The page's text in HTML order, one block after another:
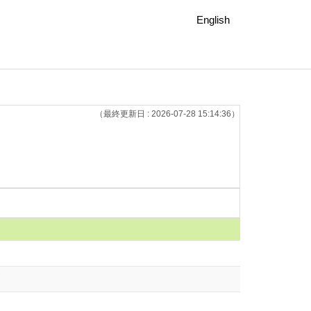
English
（最終更新日 : 2026-07-28 15:14:36）